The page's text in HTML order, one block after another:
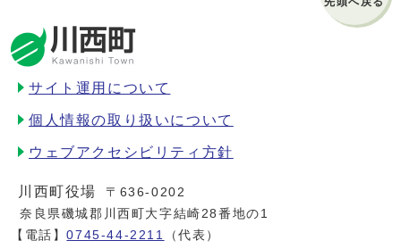
サイト運用について
個人情報の取り扱いについて
ウェブアクセシビリティ方針
川西町役場
〒636-0202
奈良県磯城郡川西町大字結崎28番地の1
【電話】0745-44-2211
（代表）